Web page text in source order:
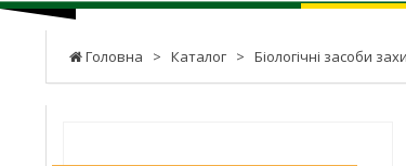
Головна > Каталог > Біологічні засоби